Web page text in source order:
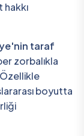
taraf
zorbalıkla
boyutta